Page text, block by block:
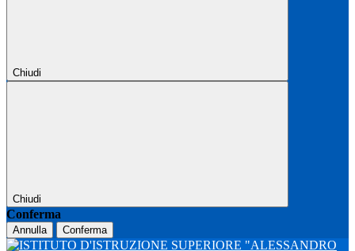
Chiudi
Chiudi
Conferma
Annulla Conferma